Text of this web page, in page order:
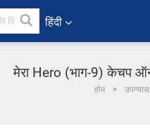
हिंदी
मेरा Hero (भाग-9) केचप ऑन
होम उपन्यास